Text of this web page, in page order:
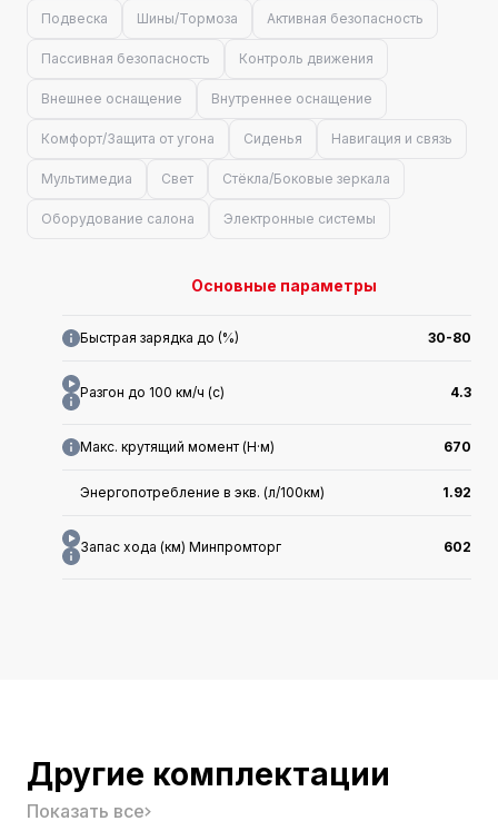
Подвеска Шины/Тормоза Активная безопасность
Пассивная безопасность Контроль движения
Внешнее оснащение Внутреннее оснащение
Комфорт/Защита от угона Сиденья Навигация и связь
Мультимедиа Свет Стёкла/Боковые зеркала
Оборудование салона Электронные системы
Основные параметры
Быстрая зарядка до (%) 30-80
Разгон до 100 км/ч (с) 4.3
Макс. крутящий момент (Н·м) 670
Энергопотребление в экв. (л/100км) 1.92
Запас хода (км) Минпромторг 602
Другие комплектации
Показать все